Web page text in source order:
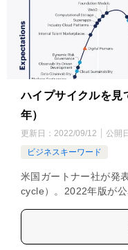
ハイプサイクルを見
年）
更新日： 2022/09/12 公開
ビジネスキーワード
米国ガートナー社が発
cycle）。2022年版が公